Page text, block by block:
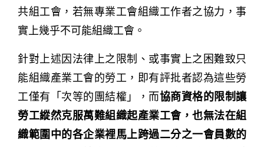
共組工會，若無專業工會組織工作者之協力，事
實上幾乎不可能組織工會。
針對上述因法律上之限制、或事實上之困難致只
能組織產業工會的勞工，即有評批者認為這些勞
工僅有「次等的團結權」，而協商資格的限制讓
勞工縱然克服萬難組織起產業工會，也無法在組
織範圍中的各企業裡馬上跨過二分之一會員數的